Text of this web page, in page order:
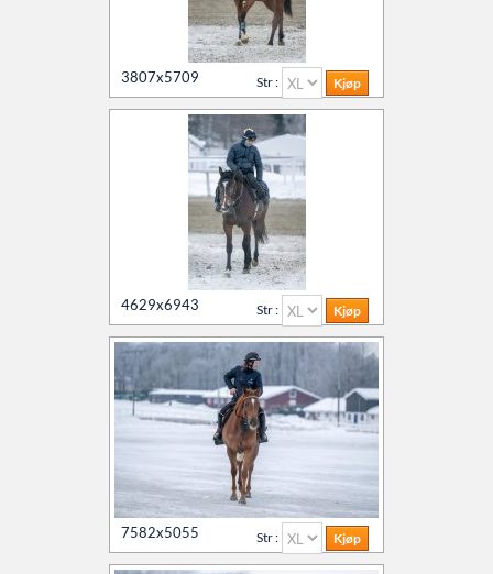
3807x5709 Str :
4629x6943 Str :
7582x5055 Str :